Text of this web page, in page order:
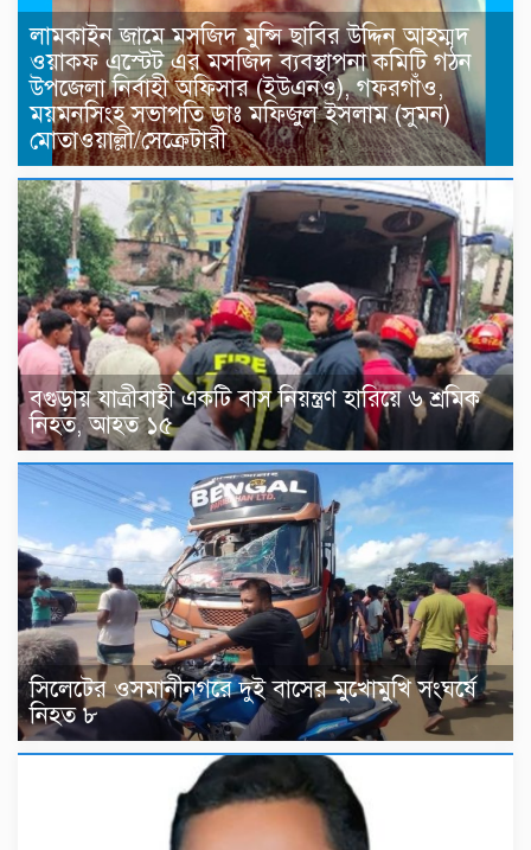
লামকাইন জামে মসজিদ মুন্সি ছাবির উদ্দিন আহম্মদ
ওয়াক্ফ এস্টেট এর মসজিদ ব্যবস্থাপনা কমিটি গঠন
উপজেলা নির্বাহী অফিসার (ইউএনও), গফরগাঁও,
ময়মনসিংহ সভাপতি ডাঃ মফিজুল ইসলাম (সুমন)
মোতাওয়াল্লী/সেক্রেটারী
বগুড়ায় যাত্রীবাহী একটি বাস নিয়ন্ত্রণ হারিয়ে ৬ শ্রমিক
নিহত, আহত ১৫
সিলেটের ওসমানীনগরে দুই বাসের মুখোমুখি সংঘর্ষে
নিহত ৮